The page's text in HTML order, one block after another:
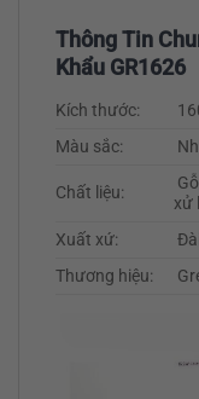
Thông Tin
Khẩu GR1626
Kích thước:
Màu sắc:
Chất liệu:
xử
Xuất xứ:
Thương hiệu: